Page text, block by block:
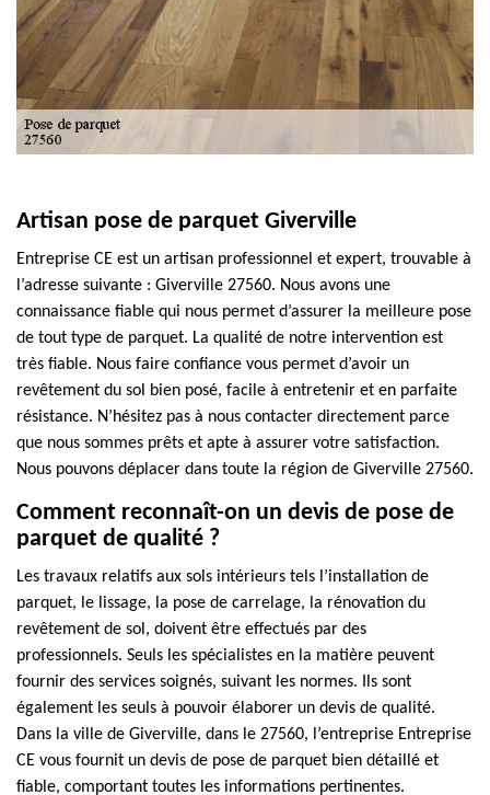
Artisan pose de parquet Giverville
Entreprise CE est un artisan professionnel et expert, trouvable à
l’adresse suivante : Giverville 27560. Nous avons une
connaissance fiable qui nous permet d’assurer la meilleure pose
de tout type de parquet. La qualité de notre intervention est
très fiable. Nous faire confiance vous permet d’avoir un
revêtement du sol bien posé, facile à entretenir et en parfaite
résistance. N’hésitez pas à nous contacter directement parce
que nous sommes prêts et apte à assurer votre satisfaction.
Nous pouvons déplacer dans toute la région de Giverville 27560.
Comment reconnaît-on un devis de pose de
parquet de qualité ?
Les travaux relatifs aux sols intérieurs tels l’installation de
parquet, le lissage, la pose de carrelage, la rénovation du
revêtement de sol, doivent être effectués par des
professionnels. Seuls les spécialistes en la matière peuvent
fournir des services soignés, suivant les normes. Ils sont
également les seuls à pouvoir élaborer un devis de qualité.
Dans la ville de Giverville, dans le 27560, l’entreprise Entreprise
CE vous fournit un devis de pose de parquet bien détaillé et
fiable, comportant toutes les informations pertinentes.